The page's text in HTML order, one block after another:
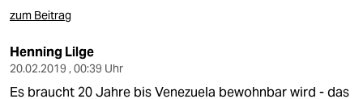
zum Beitrag
Henning Lilge
20.02.2019 , 00:39 Uhr
Es braucht 20 Jahre bis Venezuela bewohnbar wird - das